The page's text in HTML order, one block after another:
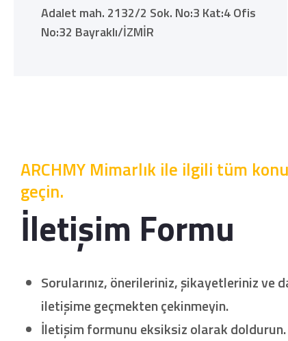
Adalet mah. 2132/2 Sok. No:3 Kat:4 Ofis
No:32 Bayraklı/İZMİR
ARCHMY Mimarlık ile ilgili tüm
geçin.
İletişim Formu
Sorularınız, önerileriniz, şikayetleriniz ve
iletişime geçmekten çekinmeyin.
İletişim formunu eksiksiz olarak doldurun.